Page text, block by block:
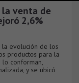
venta de
2,6%
la evolución de los
productos para la
lo conforman,
y se ubicó